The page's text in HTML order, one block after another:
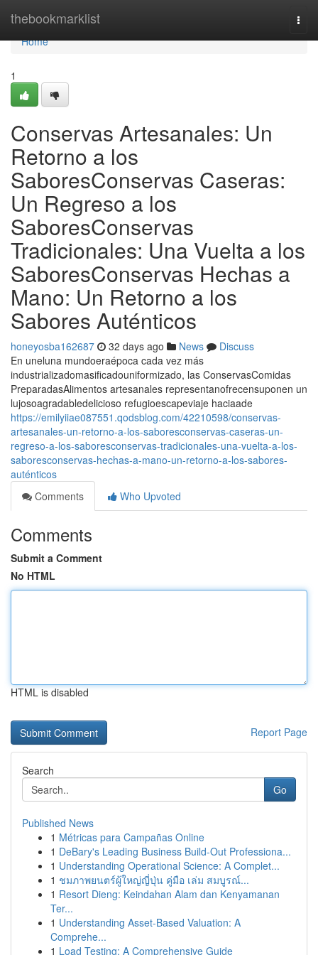
thebookmarklist
Home
Home
1
Conservas Artesanales: Un
Retorno a los
SaboresConservas Caseras:
Un Regreso a los
SaboresConservas
Tradicionales: Una Vuelta a los
SaboresConservas Hechas a
Mano: Un Retorno a los
Sabores Auténticos
honeyosba162687 32 days ago News
Discuss
En uneluna mundoeraépoca cada vez más
industrializadomasificadouniformizado, las ConservasComidas
PreparadasAlimentos artesanales representanofrecensuponen un
lujosoagradabledelicioso refugioescapeviaje haciaade
https://emilyiiae087551.qodsblog.com/42210598/conservas-
artesanales-un-retorno-a-los-saboresconservas-caseras-un-
regreso-a-los-saboresconservas-tradicionales-una-vuelta-a-los-
saboresconservas-hechas-a-mano-un-retorno-a-los-sabores-
auténticos
Comments
Who Upvoted
Comments
Submit a Comment
No HTML
HTML is disabled
Report Page
Search
Go
Published News
1 Métricas para Campañas Online
1 DeBary's Leading Business Build-Out Professiona...
1 Understanding Operational Science: A Complet...
1 ชมภาพยนตร์ผู้ใหญ่ญี่ปุ่น คู่มือ เล่ม สมบูรณ์...
1 Resort Dieng: Keindahan Alam dan Kenyamanan
Ter...
1 Understanding Asset-Based Valuation: A
Comprehe...
1 Load Testing: A Comprehensive Guide